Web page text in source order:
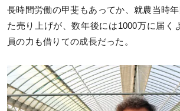
長時間労働の甲斐もあってか、就農当時
た売り上げが、数年後には1000万に届く
員の力も借りての成長だった。